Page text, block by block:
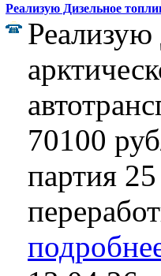
Реализую Дизельное
Реализую
70100
партия